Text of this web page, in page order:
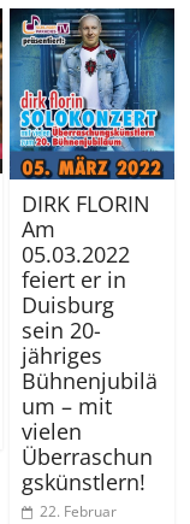
DIRK FLORIN
Am
05.03.2022
feiert er in
Duisburg
sein 20-
jähriges
Bühnenjubilä
um – mit
vielen
Überraschun
gskünstlern!
22. Februar